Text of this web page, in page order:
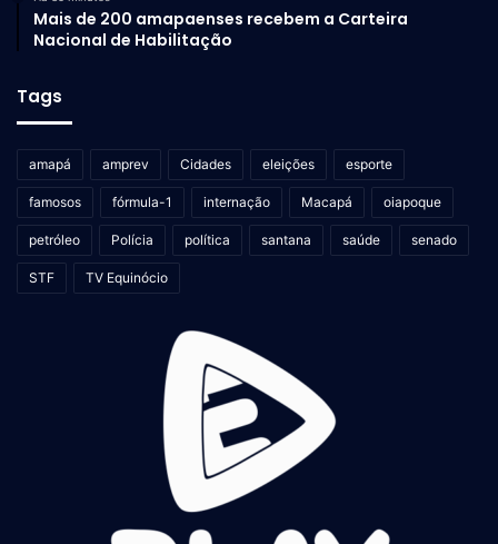
Mais de 200 amapaenses recebem a Carteira
Nacional de Habilitação
Tags
amapá amprev Cidades eleições esporte
famosos fórmula-1 internação Macapá oiapoque
petróleo Polícia política santana saúde senado
STF TV Equinócio